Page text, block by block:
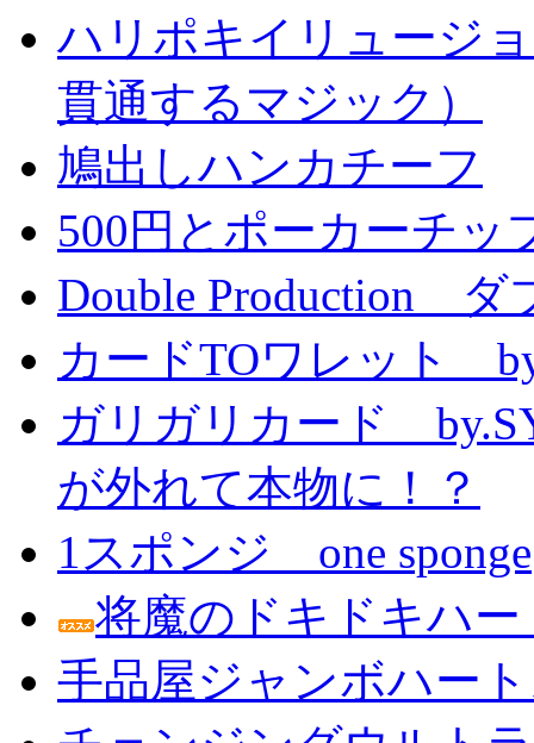
ハリポキイリュージ
貫通するマジック）
鳩出しハンカチーフ
500円とポーカーチッ
Double Production ダ
カードTOワレット
ガリガリカード
が外れて本物に！？
1スポンジ one sponge
将魔のドキドキハ
手品屋ジャンボハー